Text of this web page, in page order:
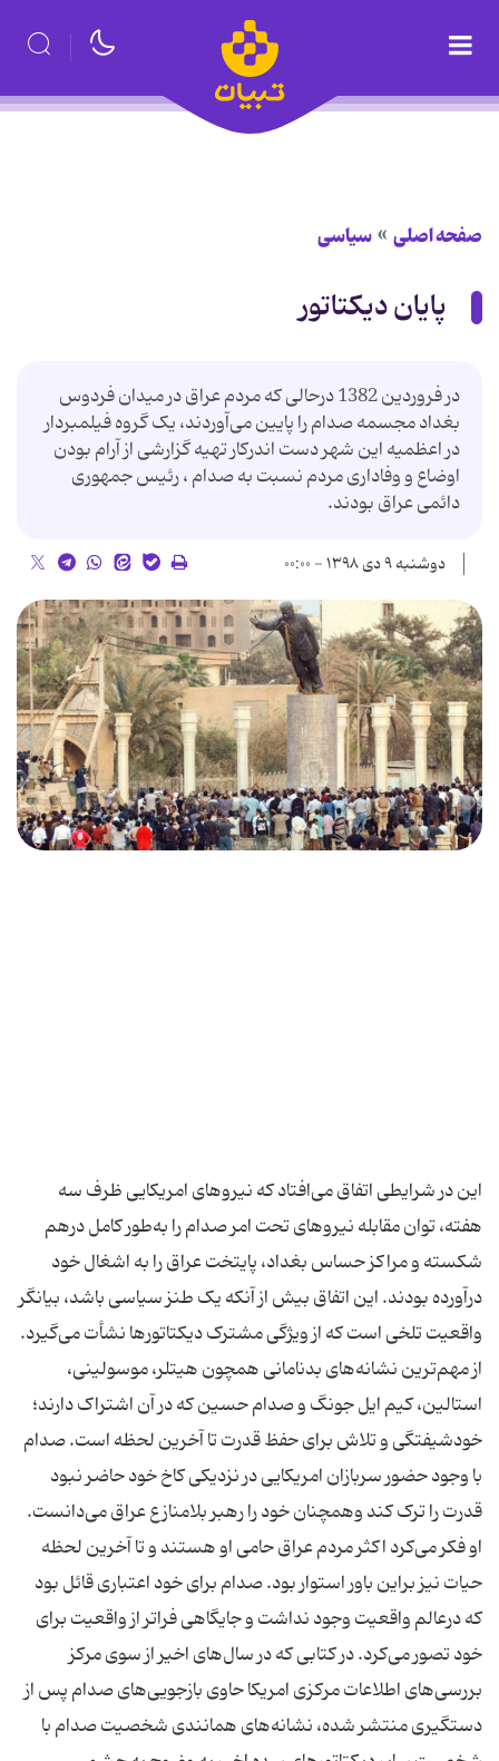
صفحه اصلی سیاسی
پایان دیکتاتور
در فروردین 1382 درحالی که مردم عراق در میدان فردوس
بغداد مجسمه صدام را پایین می‌آوردند، یک گروه فیلمبردار
در اعظمیه این شهر دست اندرکار تهیه گزارشی از آرام بودن
اوضاع و وفاداری مردم نسبت به صدام ، رئیس‌ جمهوری
دائمی عراق بودند.
دوشنبه ۹ دی ۱۳۹۸ - ۰۰:۰۰